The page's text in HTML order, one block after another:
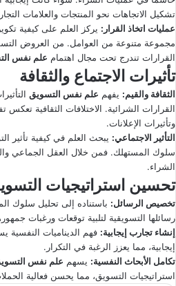
تشكيل الاتجاهات نحو المنتجات والعلامات
عمليات اتخاذ القرار : يركز العلم على كيفية
مجموعة متنوعة من العوامل. من العروض
القرارات تندرج تحت مجال اهتمام علم نفس
تأثيرات الاجتماع والثقافة
الثقافة والقيم: يفهم علم نفس التسويق
القرارات الشرائية. الاختلافات الثقافية تعكس
وتأثيرات الإعلانات.
التأثير الاجتماعي: يبحث العلم في كيفية تأثير
سلوك المستهلك. فمن خلال العقل الجماعي
الشراء.
تحسين استراتيجيات
تخصيص الرسائل: باستناده إلى تحليل سلوك
رسائلها التسويقية لتلبية توقعات ورغبات
إنشاء تجارب إيجابية: فهم الديناميات
إيجابية، مما يعزز الرغبة في التكرار.
تكامل الأبحاث النفسية: يسهم علم نفس
استراتيجيات التسويق، مما يحسن فعالية